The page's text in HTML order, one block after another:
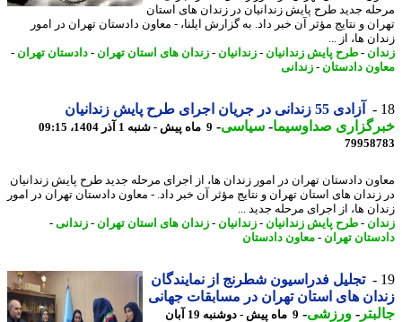
جدید طرح پایش زندانیان در زندان های استان
و نتایج مؤثر آن خبر داد. به گزارش ایلنا، - معاون دادستان تهران در امور
ها، از ...
- طرح پایش زندانیان -زندانیان -زندان های استان تهران- دادستان تهران-
دادستان-زندانی
آزادی 55 زندانی در جریان اجرای طرح پایش زندانیان
صداوسیما-سیاسی-9 ماه پیش - شنبه 1 آذر 1404، 09:15
دادستان تهران در امور زندان ها، از اجرای مرحله جدید طرح پایش زندانیان
های استان تهران و نتایج مؤثر آن خبر داد. - معاون دادستان تهران در امور
ها، از اجرای مرحله جدید ...
- طرح پایش زندانیان -زندانیان -زندان های استان تهران- زندانی-
تهران- معاون دادستان
تجلیل فدراسیون شطرنج از نمایندگان
های استان تهران در مسابقات جهانی
-ورزشی-
9 ماه پیش - دوشنبه 19 آبان